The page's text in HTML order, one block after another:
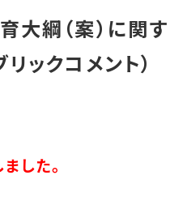
大綱（案）に関す
ックコメント）
した。